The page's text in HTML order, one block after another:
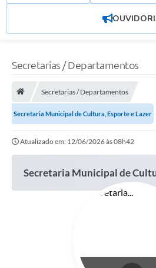
Secretarias / Departamentos
Secretarias / Departamentos
Secretaria Municipal de Cultura, Esporte e Lazer
Atualizado em: 12/06/2026 às 08h42
Secretaria Municipal de